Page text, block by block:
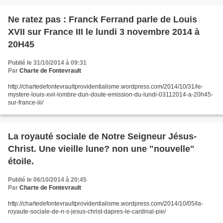
Ne ratez pas : Franck Ferrand parle de Louis
XVII sur France III le lundi 3 novembre 2014 à
20H45
Publié le 31/10/2014 à 09:31
Par Charte de Fontevrault
http://chartedefontevraultprovidentialisme.wordpress.com/2014/10/31/le-
mystere-louis-xvii-lombre-dun-doute-emission-du-lundi-03112014-a-20h45-
sur-france-iii/
La royauté sociale de Notre Seigneur Jésus-
Christ. Une vieille lune? non une "nouvelle"
étoile.
Publié le 06/10/2014 à 20:45
Par Charte de Fontevrault
http://chartedefontevraultprovidentialisme.wordpress.com/2014/10/05/la-
royaute-sociale-de-n-s-jesus-christ-dapres-le-cardinal-pie/